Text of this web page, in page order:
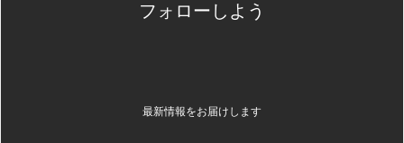
フォローしよう
最新情報をお届けします